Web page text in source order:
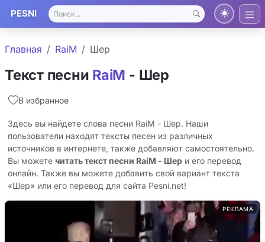
PESNI
Главная RaiM Шер
Текст песни RaiM - Шер
В избранное
Здесь вы найдете слова песни RaiM - Шер. Наши
пользователи находят тексты песен из различных
источников в интернете, также добавляют самостоятельно.
Вы можете читать текст песни RaiM - Шер и его перевод
онлайн. Также вы можете добавить свой вариант текста
«Шер» или его перевод для сайта Pesni.net!
РЕКЛАМА